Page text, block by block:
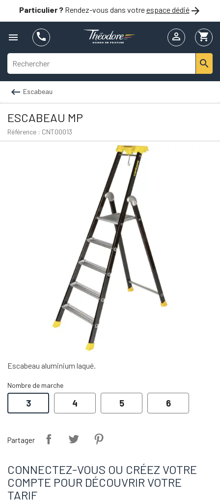
Particulier ?Rendez-vous dans votreespace dédié
  shopping_cart


 Escabeau
ESCABEAU MP
Référence : CNT00013
Escabeau aluminium laqué.
Nombre de marche
3 4 5 6
Partager
CONNECTEZ-VOUS OU CRÉEZ VOTRE
COMPTE POUR DÉCOUVRIR VOTRE
TARIF